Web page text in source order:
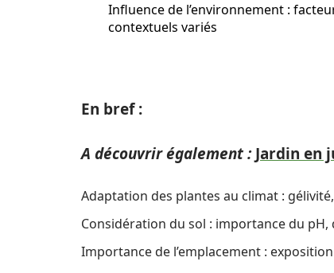
Influence de l’environnement :
contextuels variés
En bref :
A découvrir également : Jardin en
Adaptation des plantes au climat :
Considération du sol : importance du pH,
Importance de l’emplacement :